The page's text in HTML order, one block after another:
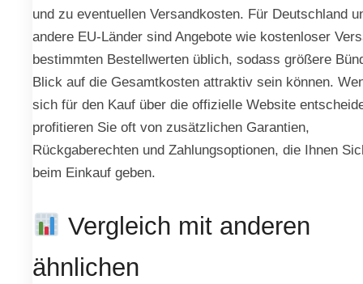
und zu eventuellen Versandkosten. Für Deutschland
andere EU-Länder sind Angebote wie kostenloser
bestimmten Bestellwerten üblich, sodass größere
Blick auf die Gesamtkosten attraktiv sein können.
sich für den Kauf über die offizielle Website
profitieren Sie oft von zusätzlichen Garantien,
Rückgaberechten und Zahlungsoptionen, die Ihnen
beim Einkauf geben.
Vergleich mit anderen
ähnlichen